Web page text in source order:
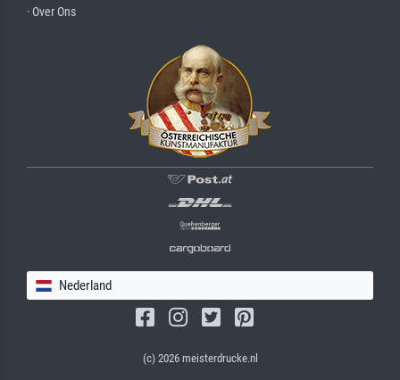
· Over Ons
Nederland
(c) 2026 meisterdrucke.nl